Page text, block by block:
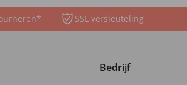
SSL versleuteling
Bedrijf